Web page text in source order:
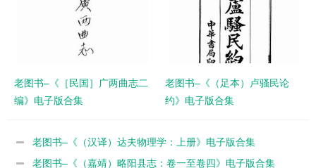
老图书–《［民国］广两曲志二
编》电子版合集
老图书–《（足本）卢骚民论
约》电子版合集
老图书–《（汉译）达夫物理学：上册》电子版合集
老图书–《（嘉靖）略阳县志：卷一至卷四》电子版合集